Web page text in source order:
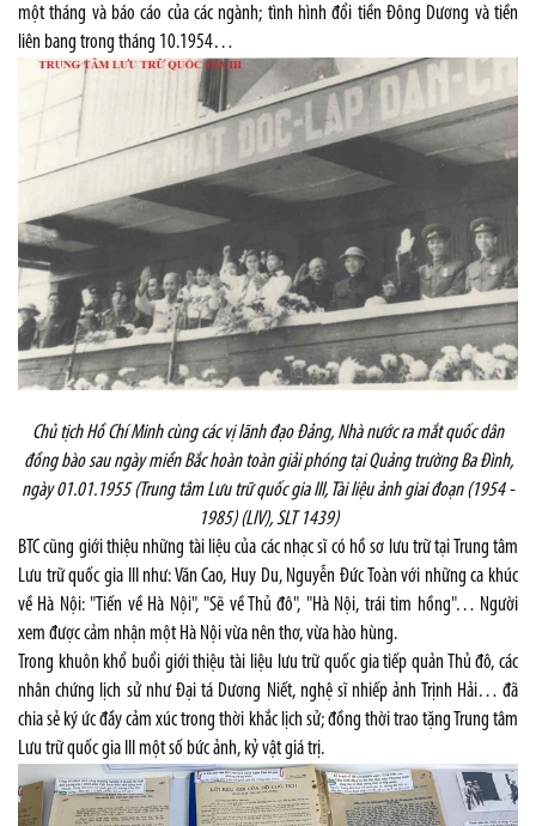
một tháng và báo cáo của các ngành; tình hình đổi tiền Đông Dương và tiền
liên bang trong tháng 10.1954…
Chủ tịch Hồ Chí Minh cùng các vị lãnh đạo Đảng, Nhà nước ra mắt quốc dân
đồng bào sau ngày miền Bắc hoàn toàn giải phóng tại Quảng trường Ba Đình,
ngày 01.01.1955 (Trung tâm Lưu trữ quốc gia III, Tài liệu ảnh giai đoạn (1954 -
1985) (LIV), SLT 1439)
BTC cũng giới thiệu những tài liệu của các nhạc sĩ có hồ sơ lưu trữ tại Trung tâm
Lưu trữ quốc gia III như: Văn Cao, Huy Du, Nguyễn Đức Toàn với những ca khúc
về Hà Nội: "Tiến về Hà Nội", "Sẽ về Thủ đô", "Hà Nội, trái tim hồng"… Người
xem được cảm nhận một Hà Nội vừa nên thơ, vừa hào hùng.
Trong khuôn khổ buổi giới thiệu tài liệu lưu trữ quốc gia tiếp quản Thủ đô, các
nhân chứng lịch sử như Đại tá Dương Niết, nghệ sĩ nhiếp ảnh Trịnh Hải… đã
chia sẻ ký ức đầy cảm xúc trong thời khắc lịch sử; đồng thời trao tặng Trung tâm
Lưu trữ quốc gia III một số bức ảnh, kỷ vật giá trị.